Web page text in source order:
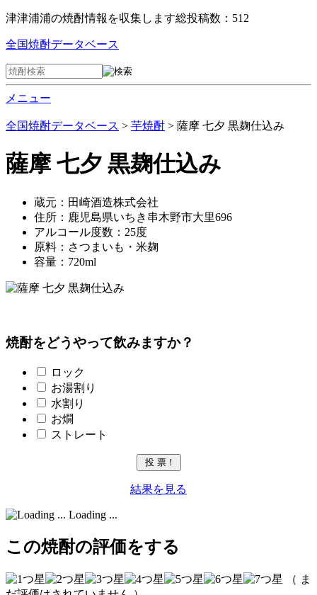
津津浦浦の焼酎情報を収集します総投稿数：512
全国焼酎データベース
メニュー
全国焼酎データベース > 芋焼酎 > 薩摩 七夕 黒麹仕込み
薩摩 七夕 黒麹仕込み
蔵元：田崎酒造株式会社
住所：鹿児島県いちき串木野市大里696
アルコール度数：25度
原料：さつまいも・米麹
容量：720ml
焼酎をどうやって飲みますか？
ロック
お湯割り
水割り
お燗
ストレート
結果を見る
Loading ...
この焼酎の評価をする
（ ま